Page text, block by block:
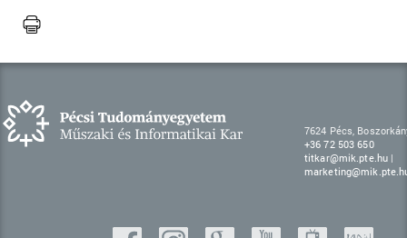
7624 Pécs,
+36 72 503 650
titkar@mik.pte.hu |